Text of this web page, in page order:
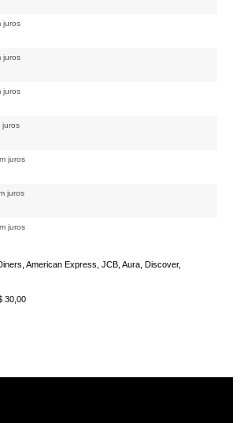
juros
juros
juros
juros
juros
juros
juros
American Express, JCB, Aura, Discover,
30,00